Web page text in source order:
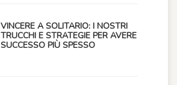
VINCERE A SOLITARIO: I NOSTRI
TRUCCHI E STRATEGIE PER AVERE
SUCCESSO PIÙ SPESSO